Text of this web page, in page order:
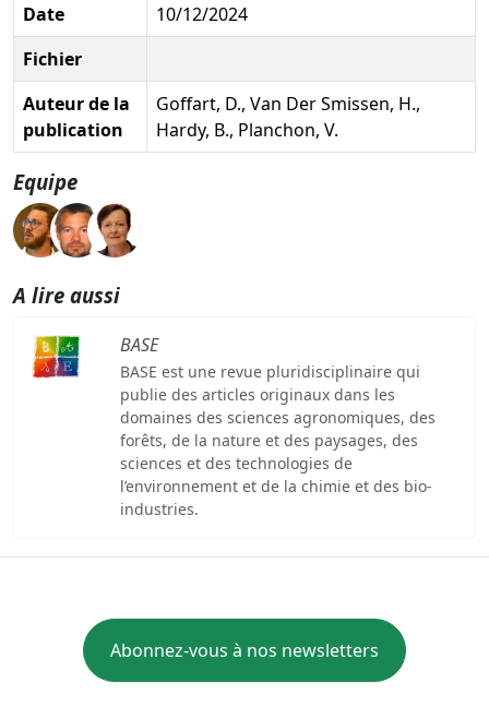
Date
10/12/2024
Fichier
Auteur de la
publication
Goffart, D., Van Der Smissen, H.,
Hardy, B., Planchon, V.
Equipe
A lire aussi
BASE
BASE est une revue pluridisciplinaire qui
publie des articles originaux dans les
domaines des sciences agronomiques, des
forêts, de la nature et des paysages, des
sciences et des technologies de
l’environnement et de la chimie et des bio-
industries.
Abonnez-vous à nos newsletters